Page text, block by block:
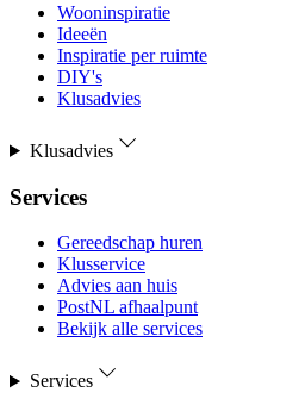
Wooninspiratie
Ideeën
Inspiratie per ruimte
DIY's
Klusadvies
Klusadvies
Services
Gereedschap huren
Klusservice
Advies aan huis
PostNL afhaalpunt
Bekijk alle services
Services